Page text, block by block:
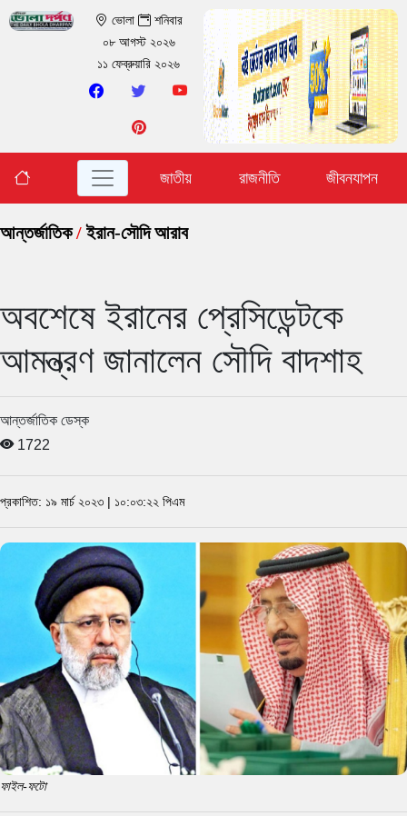
ভোলা
শনিবার
০৮ আগস্ট ২০২৬
১১ ফেব্রুয়ারি ২০২৬
জাতীয় রাজনীতি জীবনযাপন
আন্তর্জাতিক/ইরান-সৌদি আরাব
অবশেষে ইরানের প্রেসিডেন্টকে
আমন্ত্রণ জানালেন সৌদি বাদশাহ
আন্তর্জাতিক ডেস্ক
1722
প্রকাশিত: ১৯ মার্চ ২০২৩ | ১০:০৩:২২ পিএম
ফাইল-ফটো